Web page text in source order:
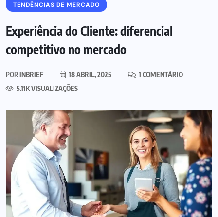
TENDÊNCIAS DE MERCADO
Experiência do Cliente: diferencial
competitivo no mercado
PORINBRIEF 18 ABRIL, 2025
1 COMENTÁRIO
5.11K VISUALIZAÇÕES